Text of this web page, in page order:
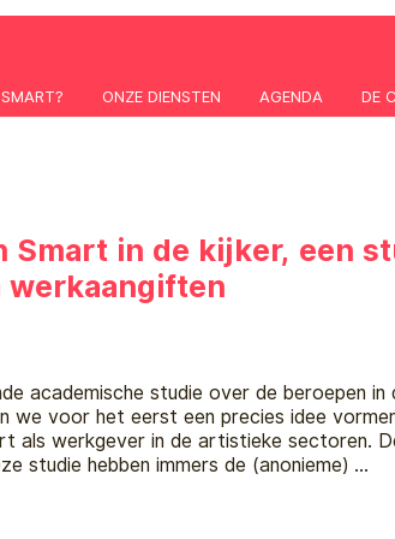
ONZE DIENSTEN AGENDA DE
Smart in de kijker, een
werkaangiften
academische studie over de beroepen in
we voor het eerst een precies idee
als werkgever in de artistieke sectoren.
studie hebben immers de (anonieme) …